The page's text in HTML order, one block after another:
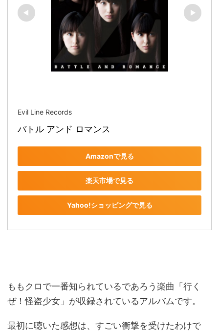
Evil Line Records
バトル アンド ロマンス
Amazonで見る
楽天市場で見る
Yahoo!ショッピングで見る
ももクロで一番知られているであろう楽曲「行く
ぜ！怪盗少女」が収録されているアルバムです。
最初に聴いた感想は、すごい衝撃を受けたわけで